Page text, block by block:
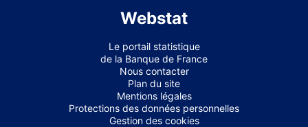
Webstat
Le portail statistique
de la Banque de France
Nous contacter
Plan du site
Mentions légales
Protections des données personnelles
Gestion des cookies